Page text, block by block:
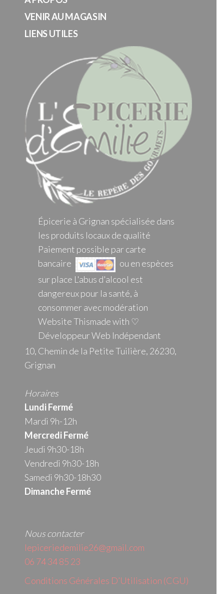
VENIR AU MAGASIN
LIENS UTILES
Épicerie à Grignan spécialisée dans
les produits locaux de qualité
Paiement possible par carte
bancaire
ou en espèces
sur place L'abus d'alcool est
dangereux pour la santé, à
consommer avec modération
Website Thismade with ♡
Développeur Web Indépendant
10, Chemin de la Petite Tuilière, 26230,
Grignan
Horaires
Lundi Fermé
Mardi 9h-12h
MercrediFermé
Jeudi 9h30-18h
Vendredi 9h30-18h
Samedi 9h30-18h30
Dimanche Fermé
Nous contacter
lepiceriedemilie26@gmail.com
06 74 34 85 23
Conditions Générales D’Utilisation (CGU)